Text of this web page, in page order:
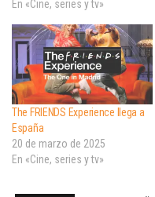
En «Cine, series y tv»
The FRIENDS Experience llega a
España
20 de marzo de 2025
En «Cine, series y tv»